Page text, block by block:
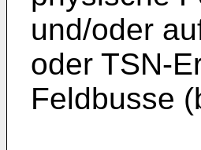
und/oder
oder TSN-
Feldbusse